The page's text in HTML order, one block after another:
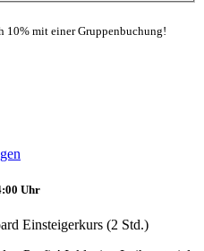
10% mit einer Gruppenbuchung!
Uhr
Einsteigerkurs (2 Std.)